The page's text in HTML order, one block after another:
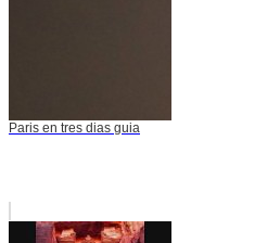
Paris en tres dias guia